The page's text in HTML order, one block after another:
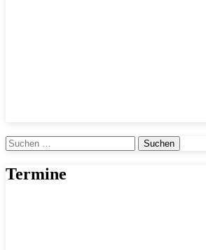
Suchen
nach:
Termine